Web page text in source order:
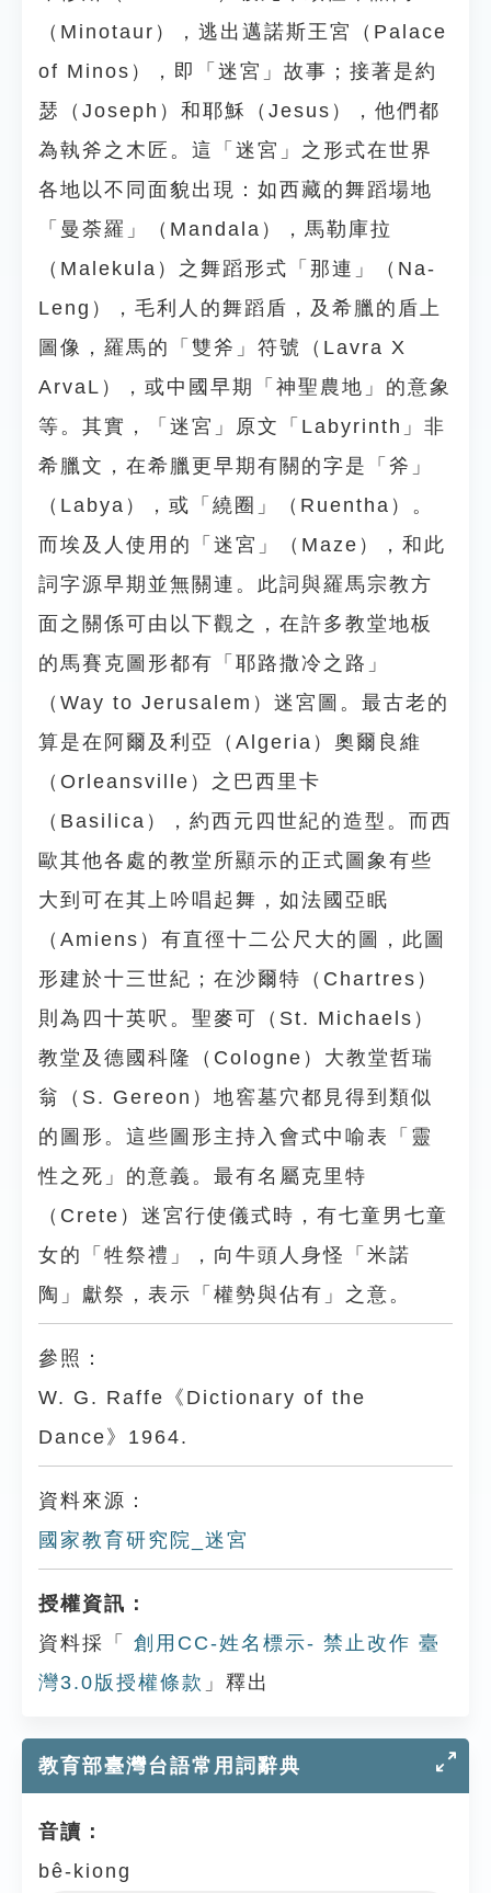
（Minotaur），逃出邁諾斯王宮（Palace
of Minos），即「迷宮」故事；接著是約
瑟（Joseph）和耶穌（Jesus），他們都
為執斧之木匠。這「迷宮」之形式在世界
各地以不同面貌出現：如西藏的舞蹈場地
「曼荼羅」（Mandala），馬勒庫拉
（Malekula）之舞蹈形式「那連」（Na-
Leng），毛利人的舞蹈盾，及希臘的盾上
圖像，羅馬的「雙斧」符號（Lavra X
ArvaL），或中國早期「神聖農地」的意象
等。其實，「迷宮」原文「Labyrinth」非
希臘文，在希臘更早期有關的字是「斧」
（Labya），或「繞圈」（Ruentha）。
而埃及人使用的「迷宮」（Maze），和此
詞字源早期並無關連。此詞與羅馬宗教方
面之關係可由以下觀之，在許多教堂地板
的馬賽克圖形都有「耶路撒冷之路」
（Way to Jerusalem）迷宮圖。最古老的
算是在阿爾及利亞（Algeria）奧爾良維
（Orleansville）之巴西里卡
（Basilica），約西元四世紀的造型。而西
歐其他各處的教堂所顯示的正式圖象有些
大到可在其上吟唱起舞，如法國亞眠
（Amiens）有直徑十二公尺大的圖，此圖
形建於十三世紀；在沙爾特（Chartres）
則為四十英呎。聖麥可（St. Michaels）
教堂及德國科隆（Cologne）大教堂哲瑞
翁（S. Gereon）地窖墓穴都見得到類似
的圖形。這些圖形主持入會式中喻表「靈
性之死」的意義。最有名屬克里特
（Crete）迷宮行使儀式時，有七童男七童
女的「牲祭禮」，向牛頭人身怪「米諾
陶」獻祭，表示「權勢與佔有」之意。
參照：
W. G. Raffe《Dictionary of the
Dance》1964.
資料來源：
國家教育研究院_迷宮
授權資訊：
資料採「
創用CC-姓名標示- 禁止改作 臺
灣3.0版授權條款 」釋出
教育部臺灣台語常用詞辭典
音讀：
bê-kiong